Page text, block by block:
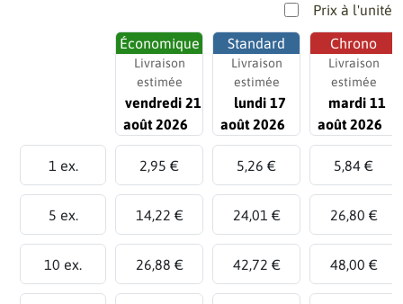
Prix à l'unité
Économique
Livraison
estimée
vendredi 21
août 2026
Standard
Livraison
estimée
lundi 17
août 2026
Chrono
Livraison
estimée
mardi 11
août 2026
1 ex. 2,95 € 5,26 € 5,84 €
5 ex. 14,22 € 24,01 € 26,80 €
10 ex. 26,88 € 42,72 € 48,00 €